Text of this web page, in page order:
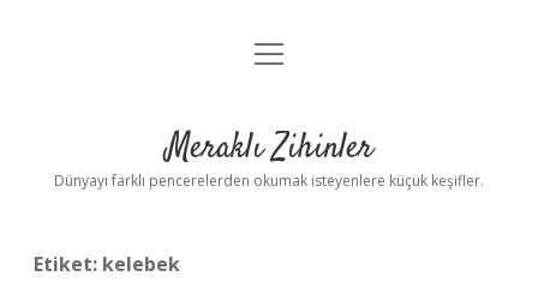
Anasayfa
Yasal Uyarı
menüyü
Meraklı Zihinler
Dünyayı farklı pencerelerden okumak isteyenlere küçük keşifler.
Etiket: kelebek